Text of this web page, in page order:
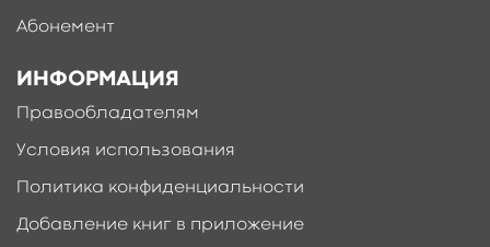
Абонемент
ИНФОРМАЦИЯ
Правообладателям
Условия использования
Политика конфиденциальности
Добавление книг в приложение